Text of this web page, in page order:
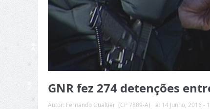
GNR fez 274 detenções
Autor: Fernando Gualtieri (CP 7889-A) a: 14 Junho, 2016 -